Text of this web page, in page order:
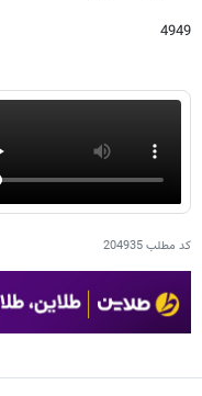
4949
کد مطلب204935